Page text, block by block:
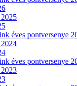
éves pontversenye
éves pontversenye